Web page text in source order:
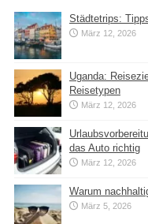
Städtetrips:
März 12, 2026
Uganda:
Reisetypen
März 12, 2026
das Auto richtig
März 12, 2026
Warum
März 5, 2026